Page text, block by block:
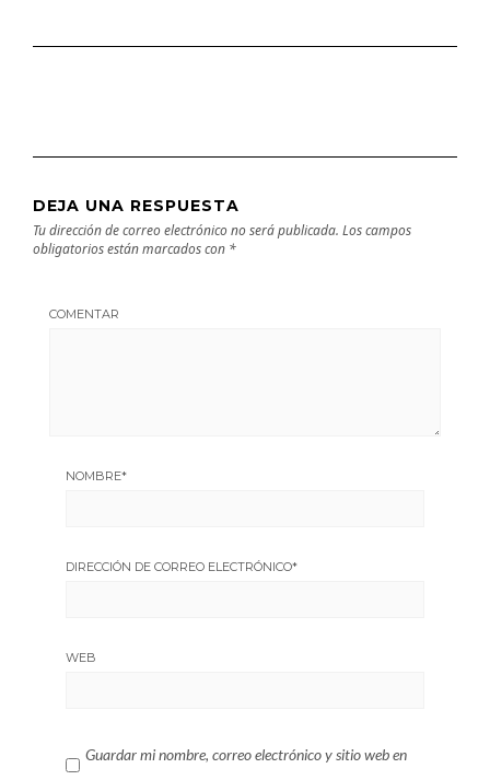
DEJA UNA RESPUESTA
Tu dirección de correo electrónico no será publicada. Los campos
obligatorios están marcados con *
COMENTAR
NOMBRE*
DIRECCIÓN DE CORREO ELECTRÓNICO*
WEB
Guardar mi nombre, correo electrónico y sitio web en